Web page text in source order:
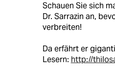
Schauen Sie sich
Dr. Sarrazin an,
verbreiten!
Da erfährt er
Lesern: http://